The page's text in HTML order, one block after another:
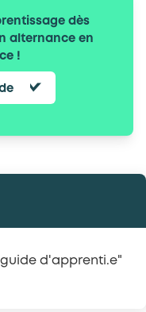
dès
alternance en
!
d'apprenti.e"